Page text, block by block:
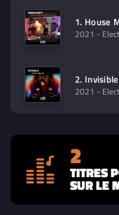
1. House
2021 -
2.
2021 -
2
TITRES
SUR LE